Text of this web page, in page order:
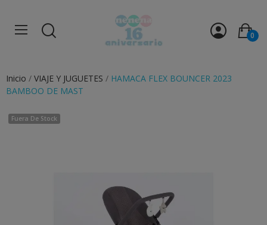
0
Inicio VIAJE Y JUGUETES
HAMACA FLEX BOUNCER 2023
BAMBOO DE MAST
Fuera De Stock